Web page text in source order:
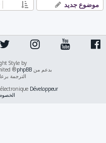
موضوع جديد
Style by
بدعم منphpBB
® Forum Software © phpBB Limited
الترجمة
Développeur
de la Plateforme électronique